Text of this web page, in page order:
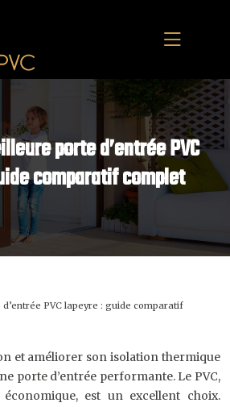
porte d’entrée PVC
comparatif complet
PVC lapeyre : guide comparatif
et améliorer son isolation thermique
porte d’entrée performante. Le PVC,
est un excellent choix.